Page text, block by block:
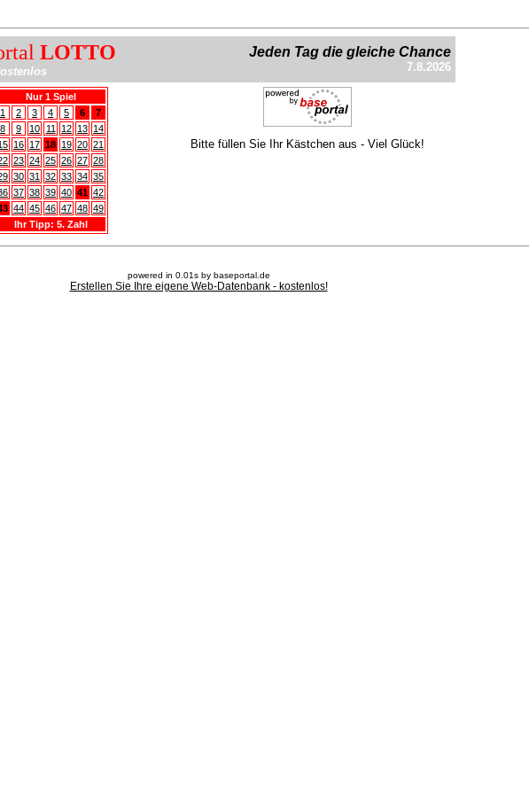
LOTTO Jeden Tag die gleiche Chance
7.8.2026
Nur 1 Spiel
1
2 3 4 5 6
7
8
9 10 11 12 13 14
16 17 18 19 20 21
23 24 25 26 27 28
30 31 32 33 34 35
37 38 39 40 41 42
44 45 46 47 48 49
Ihr Tipp: 5. Zahl
Bitte füllen Sie Ihr Kästchen aus - Viel Glück!
powered in 0.01s by baseportal.de
Erstellen Sie Ihre eigene Web-Datenbank - kostenlos!